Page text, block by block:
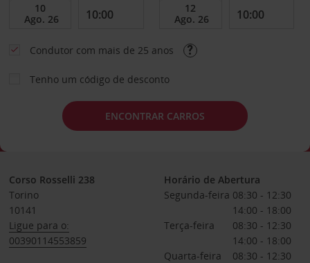
Condutor com mais de 25 anos
Tenho um código de desconto
ENCONTRAR CARROS
Corso Rosselli 238
Torino
10141
Ligue para o:
00390114553859
Horário de Abertura
Segunda-feira 08:30 - 12:30
14:00 - 18:00
Terça-feira
08:30 - 12:30
14:00 - 18:00
Quarta-feira
08:30 - 12:30